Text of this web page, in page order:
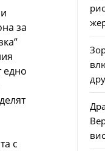
за
едно
с